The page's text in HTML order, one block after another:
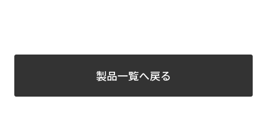
製品一覧へ戻る